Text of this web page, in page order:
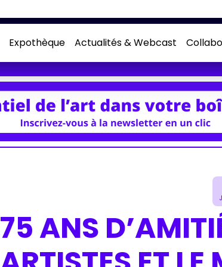
Expothèque Actualités & Webcast
75 ANS